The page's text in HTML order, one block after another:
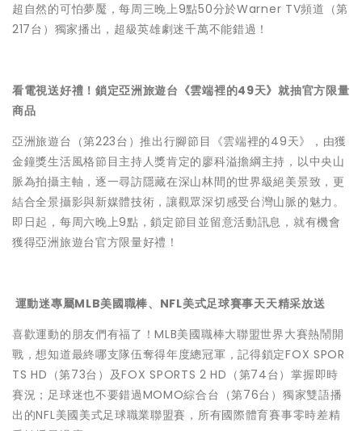
超自然的可怕夢魘，每周三晚上9點50分於Warner TV頻道（第
217台）獨家播出，超級英雄劇迷千萬不能錯過！
看電視送好禮！鎖定亞洲旅遊台《雲端裡的49天》就抽官方限量
商品
亞洲旅遊台（第223台）推出行腳節目《雲端裡的49天》，由獲
金鐘獎生活風格節目主持人獎肯定的廖科溢擔綱主持，以中央山
脈為拍攝主軸，逐一尋訪隱藏在深山林間的世界級絕美景致，更
結合全景攝影與新媒體技術，讓觀眾深切感受台灣山脈的魅力。
即日起，每周六晚上9點，鎖定節目並留意活動訊息，就有機會
獲得亞洲旅遊台官方限量好禮！
運動迷專屬MLB美國職棒、NFL美式足球賽事天天精采放送
喜歡運動的朋友們有福了！MLB美國職棒大聯盟世界大賽熱鬧開
戰，想知道最終哪支隊伍奪得年度總冠軍，記得鎖定FOX SPOR
TS HD（第73台）及FOX SPORTS 2 HD（第74台）掌握即時
賽況；足球迷也不要錯過MOMO綜合台（第76台）獨家雙語播
出的NFL美國美式足球職業聯盟賽，所有國際體育賽事零時差精